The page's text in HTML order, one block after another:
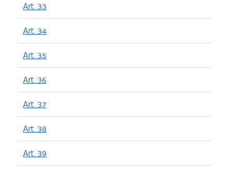
Art. 33
Art. 34
Art. 35
Art. 36
Art. 37
Art. 38
Art. 39